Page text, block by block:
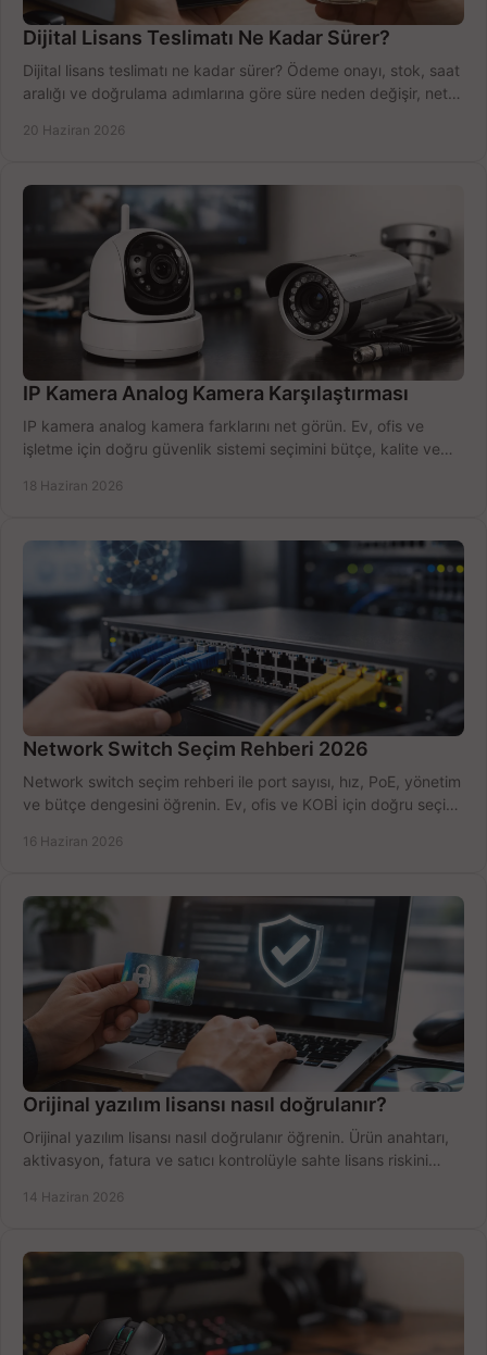
Dijital Lisans Teslimatı Ne Kadar Sürer?
Dijital lisans teslimatı ne kadar sürer? Ödeme onayı, stok, saat
aralığı ve doğrulama adımlarına göre süre neden değişir, net
20 Haziran 2026
IP Kamera Analog Kamera Karşılaştırması
IP kamera analog kamera farklarını net görün. Ev, ofis ve
işletme için doğru güvenlik sistemi seçimini bütçe, kalite ve
18 Haziran 2026
Network Switch Seçim Rehberi 2026
Network switch seçim rehberi ile port sayısı, hız, PoE, yönetim
ve bütçe dengesini öğrenin. Ev, ofis ve KOBİ için doğru seçimi
16 Haziran 2026
Orijinal yazılım lisansı nasıl doğrulanır?
Orijinal yazılım lisansı nasıl doğrulanır öğrenin. Ürün anahtarı,
aktivasyon, fatura ve satıcı kontrolüyle sahte lisans riskini
14 Haziran 2026